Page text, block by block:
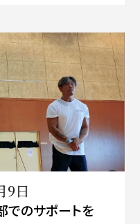
9日
でのサポートを